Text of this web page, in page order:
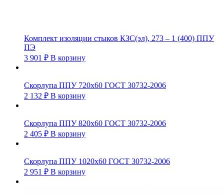
Комплект изоляции стыков КЗС(эл), 273 – 1 (400) ППУ
ПЭ
3 901 ₽ В корзину
Скорлупа ППУ 720х60 ГОСТ 30732-2006
2 132 ₽ В корзину
Скорлупа ППУ 820х60 ГОСТ 30732-2006
2 405 ₽ В корзину
Скорлупа ППУ 1020х60 ГОСТ 30732-2006
2 951 ₽ В корзину